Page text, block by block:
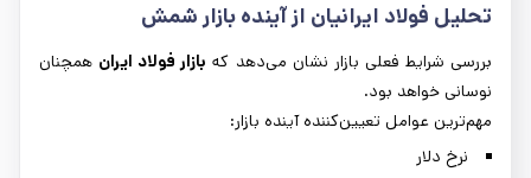
تحلیل فولاد ایرانیان از آینده بازار شمش
بررسی شرایط فعلی بازار نشان می‌دهد که بازار فولاد ایران همچنان
نوسانی خواهد بود.
مهم‌ترین عوامل تعیین‌کننده آینده بازار:
نرخ دلار